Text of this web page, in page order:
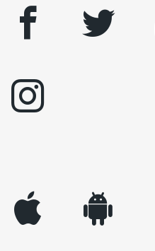
facebook twitter
instagram
appleinc android